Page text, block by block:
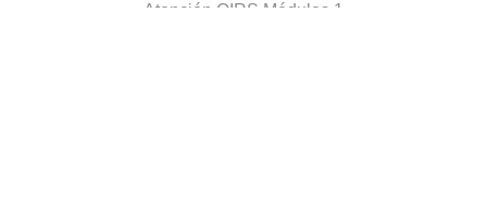
Atención OIRS Módulos 1